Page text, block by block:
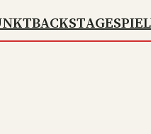
BACKSTAGE